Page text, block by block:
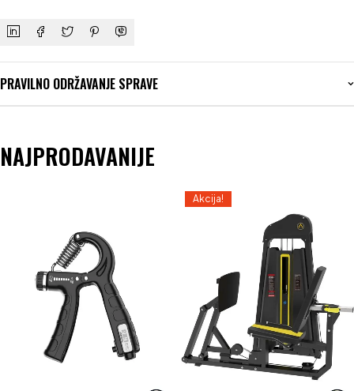
PRAVILNO ODRŽAVANJE SPRAVE
NAJPRODAVANIJE
Akcija!